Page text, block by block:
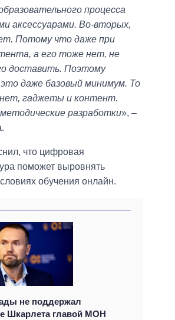
процесса
аксессуарами. Во-вторых,
Потому что даже при
а его тоже нет, не
доставить. Поэтому
даже базовый минимум. То
гаджеты и контент.
разработки», ‒
что цифровая
поможет выровнять
обучения онлайн.
не поддержал
Шкарлета главой МОН